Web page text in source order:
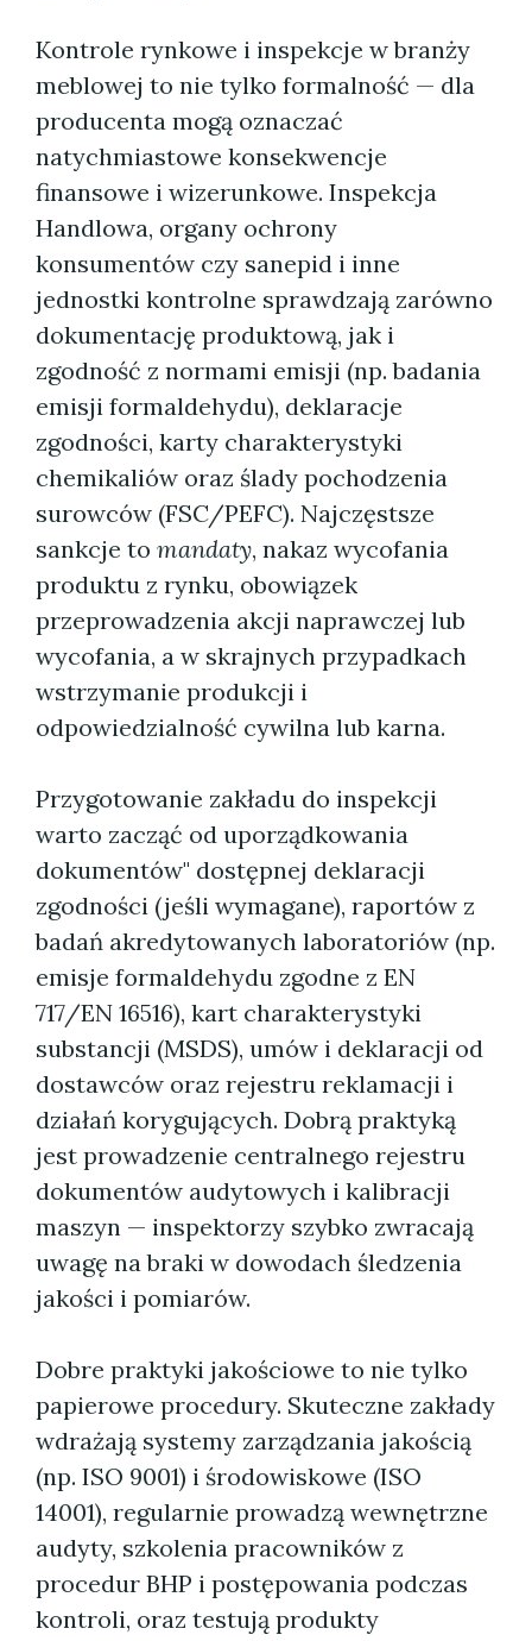
Kontrole rynkowe i inspekcje w branży
meblowej to nie tylko formalność — dla
producenta mogą oznaczać
natychmiastowe konsekwencje
finansowe i wizerunkowe. Inspekcja
Handlowa, organy ochrony
konsumentów czy sanepid i inne
jednostki kontrolne sprawdzają zarówno
dokumentację produktową, jak i
zgodność z normami emisji (np. badania
emisji formaldehydu), deklaracje
zgodności, karty charakterystyki
chemikaliów oraz ślady pochodzenia
surowców (FSC/PEFC). Najczęstsze
sankcje to mandaty, nakaz wycofania
produktu z rynku, obowiązek
przeprowadzenia akcji naprawczej lub
wycofania, a w skrajnych przypadkach
wstrzymanie produkcji i
odpowiedzialność cywilna lub karna.
Przygotowanie zakładu do inspekcji
warto zacząć od uporządkowania
dokumentów" dostępnej deklaracji
zgodności (jeśli wymagane), raportów z
badań akredytowanych laboratoriów (np.
emisje formaldehydu zgodne z EN
717/EN 16516), kart charakterystyki
substancji (MSDS), umów i deklaracji od
dostawców oraz rejestru reklamacji i
działań korygujących. Dobrą praktyką
jest prowadzenie centralnego rejestru
dokumentów audytowych i kalibracji
maszyn — inspektorzy szybko zwracają
uwagę na braki w dowodach śledzenia
jakości i pomiarów.
Dobre praktyki jakościowe to nie tylko
papierowe procedury. Skuteczne zakłady
wdrażają systemy zarządzania jakością
(np. ISO 9001) i środowiskowe (ISO
14001), regularnie prowadzą wewnętrzne
audyty, szkolenia pracowników z
procedur BHP i postępowania podczas
kontroli, oraz testują produkty